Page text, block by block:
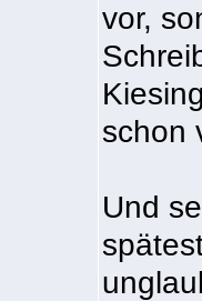
vor,
schon
Und